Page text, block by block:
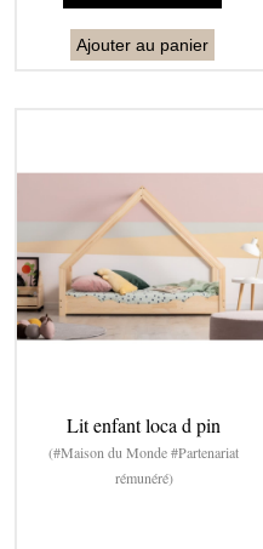
Ajouter au panier
Lit enfant loca d pin
(#Maison du Monde #Partenariat
rémunéré)